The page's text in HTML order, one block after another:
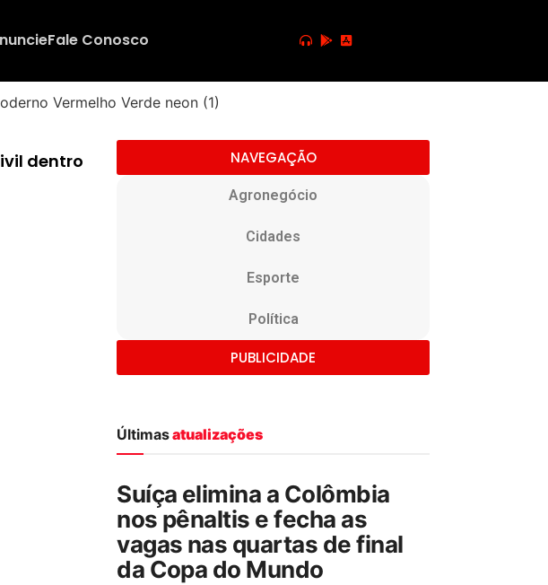
Fale Conosco
dentro NAVEGAÇÃO
Agronegócio
Cidades
Esporte
Política
PUBLICIDADE
Últimasatualizações
Suíça elimina a Colômbia
nos pênaltis e fecha as
vagas nas quartas de final
da Copa do Mundo